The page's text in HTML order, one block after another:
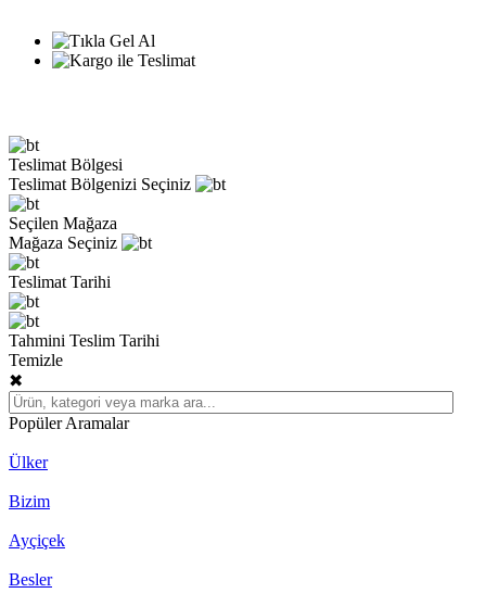
Teslimat Bölgesi
Teslimat Bölgenizi Seçiniz
Seçilen Mağaza
Mağaza Seçiniz
Teslimat Tarihi
Tahmini Teslim Tarihi
Temizle
✖
Popüler Aramalar
Ülker
Bizim
Ayçiçek
Besler